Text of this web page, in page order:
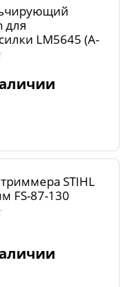
для
LM5645 (A-
87,5D-4/57E-10)
STIHL
FS-87-130